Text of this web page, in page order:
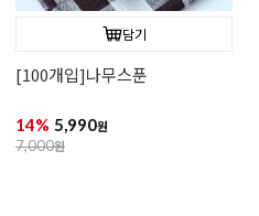
담기
[100개입]나무스푼
14% 5,990원
7,000원